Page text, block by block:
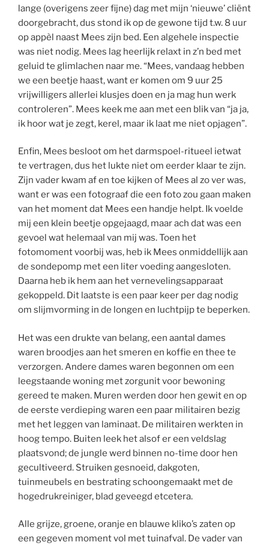
lange (overigens zeer fijne) dag met mijn ‘nieuwe’ cliënt
doorgebracht, dus stond ik op de gewone tijd t.w. 8 uur
op appèl naast Mees zijn bed. Een algehele inspectie
was niet nodig. Mees lag heerlijk relaxt in z’n bed met
geluid te glimlachen naar me. “Mees, vandaag hebben
we een beetje haast, want er komen om 9 uur 25
vrijwilligers allerlei klusjes doen en ja mag hun werk
controleren”. Mees keek me aan met een blik van “ja ja,
ik hoor wat je zegt, kerel, maar ik laat me niet opjagen”.
Enfin, Mees besloot om het darmspoel-ritueel ietwat
te vertragen, dus het lukte niet om eerder klaar te zijn.
Zijn vader kwam af en toe kijken of Mees al zo ver was,
want er was een fotograaf die een foto zou gaan maken
van het moment dat Mees een handje helpt. Ik voelde
mij een klein beetje opgejaagd, maar ach dat was een
gevoel wat helemaal van mij was. Toen het
fotomoment voorbij was, heb ik Mees onmiddellijk aan
de sondepomp met een liter voeding aangesloten.
Daarna heb ik hem aan het vernevelingsapparaat
gekoppeld. Dit laatste is een paar keer per dag nodig
om slijmvorming in de longen en luchtpijp te beperken.
Het was een drukte van belang, een aantal dames
waren broodjes aan het smeren en koffie en thee te
verzorgen. Andere dames waren begonnen om een
leegstaande woning met zorgunit voor bewoning
gereed te maken. Muren werden door hen gewit en op
de eerste verdieping waren een paar militairen bezig
met het leggen van laminaat. De militairen werkten in
hoog tempo. Buiten leek het alsof er een veldslag
plaatsvond; de jungle werd binnen no-time door hen
gecultiveerd. Struiken gesnoeid, dakgoten,
tuinmeubels en bestrating schoongemaakt met de
hogedrukreiniger, blad geveegd etcetera.
Alle grijze, groene, oranje en blauwe kliko’s zaten op
een gegeven moment vol met tuinafval. De vader van